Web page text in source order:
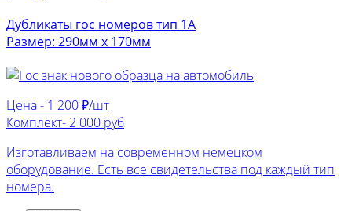
Дубликаты гос номеров тип 1А
Размер: 290мм х 170мм
Цена - 1 200 ₽/шт
Комплект- 2 000 руб
Изготавливаем на современном немецком
оборудование. Есть все свидетельства под каждый тип
номера.